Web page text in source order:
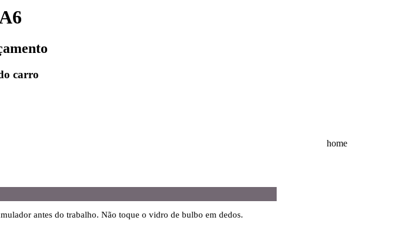
carro
antes do trabalho. Não toque o vidro de bulbo em dedos.
home